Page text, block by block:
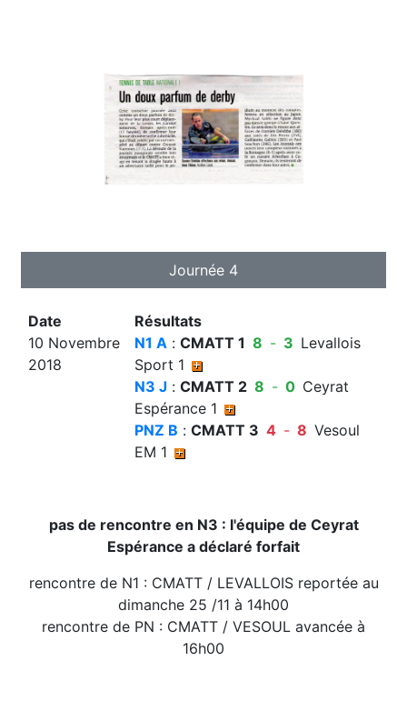
Journée 4
Date
10 Novembre
2018
Résultats
N1 A :CMATT 1 8 - 3 Levallois
Sport 1
N3 J :CMATT 2 8 - 0 Ceyrat
Espérance 1
PNZ B :CMATT 3 4 - 8 Vesoul
EM 1
pas de rencontre en N3 : l'équipe de Ceyrat
Espérance a déclaré forfait
rencontre de N1 : CMATT / LEVALLOIS reportée au
dimanche 25 /11 à 14h00
rencontre de PN : CMATT / VESOUL avancée à
16h00